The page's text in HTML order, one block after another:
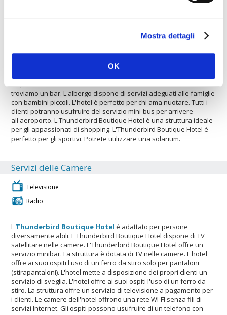
Mostra dettagli
OK
adatto ad ospitare gruppi grandi e piccoli. L'albergo possiede un
parcheggio interno per lasciare l'automobile in condizioni di
L'hotel è una sistemazione ideale per chi viaggia con animali
hanno a disposizione una lavagna luminosa per sostenere al
meglio le riunioni, ecc. Gli ospiti hanno a disposizione un
troviamo un bar. L'albergo dispone di servizi adeguati alle famiglie
con bambini piccoli. L'hotel è perfetto per chi ama nuotare. Tutti i
clienti potranno usufruire del servizio mini-bus per arrivere
all'aeroporto. L'Thunderbird Boutique Hotel è una struttura ideale
per gli appassionati di shopping. L'Thunderbird Boutique Hotel è
perfetto per gli sportivi. Potrete utilizzare una solarium.
Servizi delle Camere
Televisione
Radio
L'Thunderbird Boutique Hotel è adattato per persone
diversamente abili. L'Thunderbird Boutique Hotel dispone di TV
satellitare nelle camere. L'Thunderbird Boutique Hotel offre un
servizio minibar. La struttura è dotata di TV nelle camere. L'hotel
offre ai suoi ospiti l'uso di un ferro da stiro solo per pantaloni
(stirapantaloni). L'hotel mette a disposizione dei propri clienti un
servizio di sveglia. L'hotel offre ai suoi ospiti l'uso di un ferro da
stiro. La struttura offre un servizio di televisione a pagamento per
i clienti. Le camere dell'hotel offrono una rete WI-FI senza fili di
servizi Internet. Gli ospiti possono usufruire di un telefono con